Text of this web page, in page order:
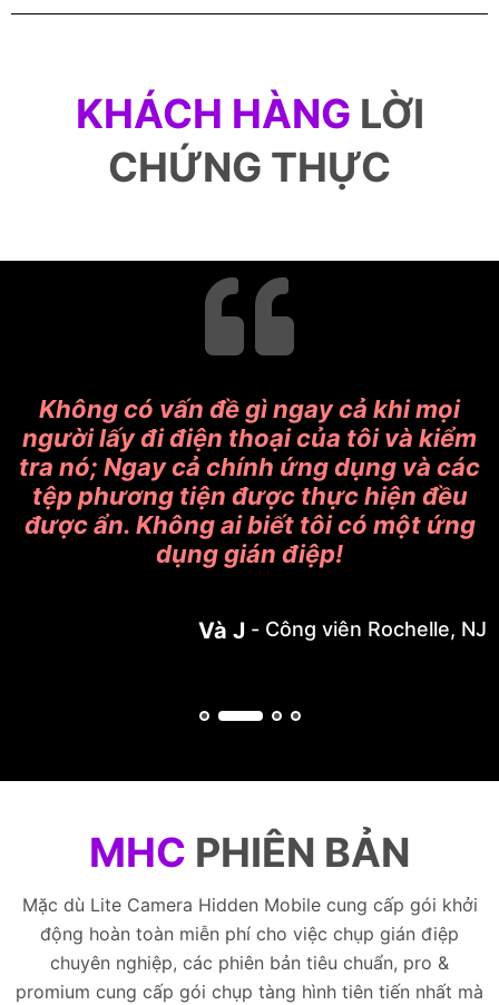
KHÁCH HÀNG LỜI
CHỨNG THỰC
Không có vấn đề gì ngay cả khi mọi
người lấy đi điện thoại của tôi và kiểm
tra nó; Ngay cả chính ứng dụng và các
tệp phương tiện được thực hiện đều
được ẩn. Không ai biết tôi có một ứng
dụng gián điệp!
Và J Công viên Rochelle, NJ
MHC PHIÊN BẢN
Mặc dù Lite Camera Hidden Mobile cung cấp gói khởi
động hoàn toàn miễn phí cho việc chụp gián điệp
chuyên nghiệp, các phiên bản tiêu chuẩn, pro &
promium cung cấp gói chụp tàng hình tiên tiến nhất mà